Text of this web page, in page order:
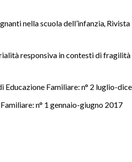
nella scuola dell’infanzia, Rivista
responsiva in contesti di
Educazione Familiare: n° 2 luglio-
n° 1 gennaio-giugno 2017